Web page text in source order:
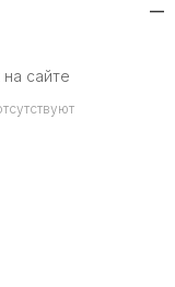
—
сайте